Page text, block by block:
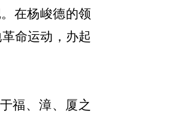
在杨峻德的领
命运动，办起
福、漳、厦之